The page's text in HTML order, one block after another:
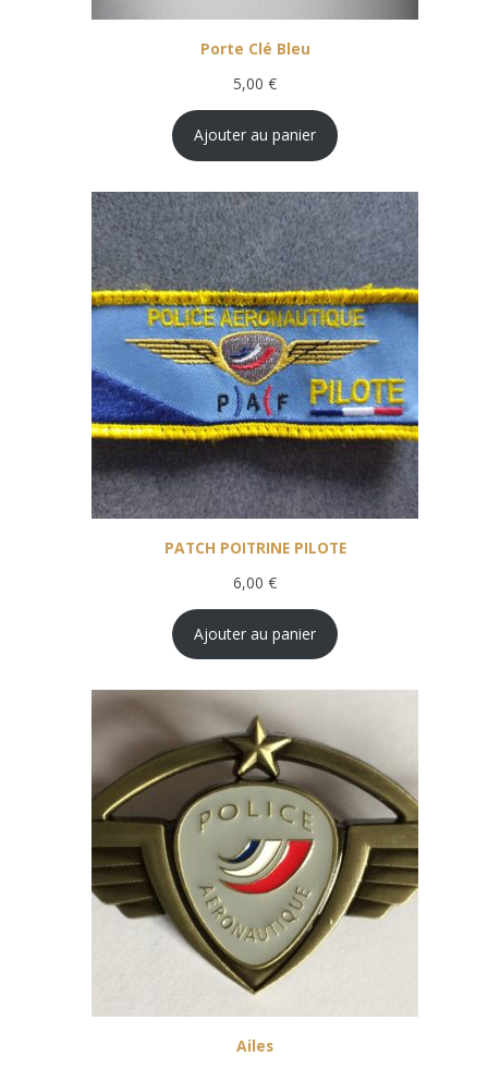
Porte Clé Bleu
5,00 €
Ajouter au panier
PATCH POITRINE PILOTE
6,00 €
Ajouter au panier
Ailes